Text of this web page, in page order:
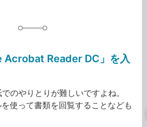
Acrobat Reader DC」を入
のやりとりが難しいですよね。
使って書類を回覧することなども